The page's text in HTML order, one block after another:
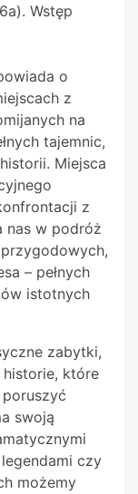
Wstęp
o
z
na
tajemnic,
Miejsca
z
nas w podróż
– pełnych
istotnych
zabytki,
które
swoją
czy
możemy